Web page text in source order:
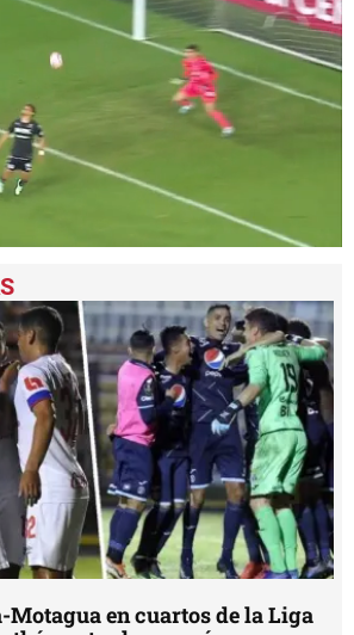
en cuartos de la Liga